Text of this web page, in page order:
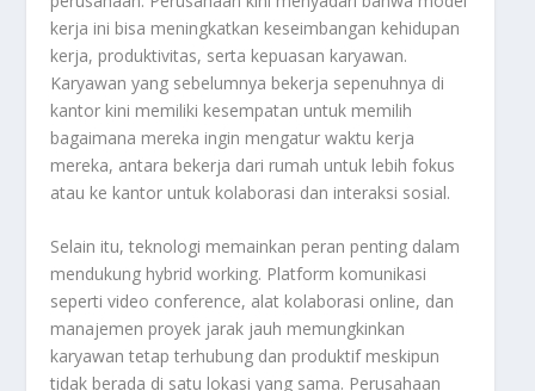
kerja ini bisa meningkatkan keseimbangan kehidupan
kerja, produktivitas, serta kepuasan karyawan.
Karyawan yang sebelumnya bekerja sepenuhnya di
kantor kini memiliki kesempatan untuk memilih
bagaimana mereka ingin mengatur waktu kerja
mereka, antara bekerja dari rumah untuk lebih fokus
atau ke kantor untuk kolaborasi dan interaksi sosial.
Selain itu, teknologi memainkan peran penting dalam
mendukung hybrid working. Platform komunikasi
seperti video conference, alat kolaborasi online, dan
manajemen proyek jarak jauh memungkinkan
karyawan tetap terhubung dan produktif meskipun
tidak berada di satu lokasi yang sama. Perusahaan